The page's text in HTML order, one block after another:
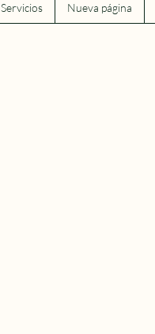
Servicios Nueva página